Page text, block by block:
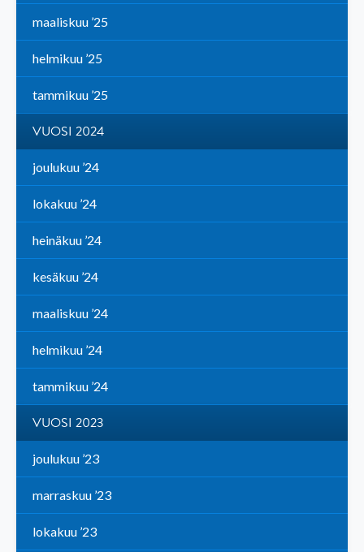
maaliskuu ’25
helmikuu ’25
tammikuu ’25
VUOSI 2024
joulukuu ’24
lokakuu ’24
heinäkuu ’24
kesäkuu ’24
maaliskuu ’24
helmikuu ’24
tammikuu ’24
VUOSI 2023
joulukuu ’23
marraskuu ’23
lokakuu ’23